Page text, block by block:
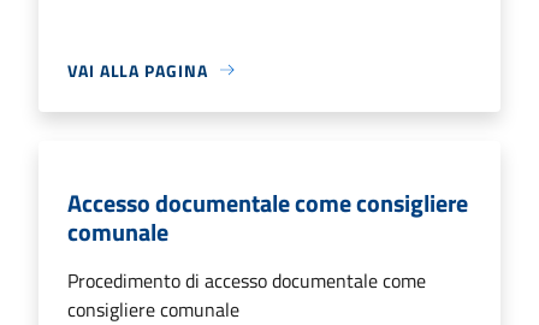
VAI ALLA PAGINA
Accesso documentale come consigliere
comunale
Procedimento di accesso documentale come
consigliere comunale